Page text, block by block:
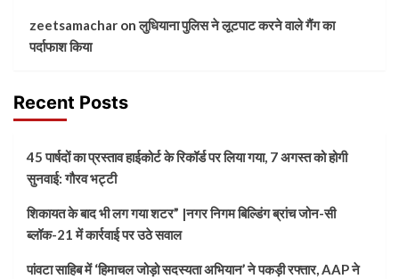
zeetsamachar onलुधियाना पुलिस ने लूटपाट करने वाले गैंग का
पर्दाफाश किया
Recent Posts
45 पार्षदों का प्रस्ताव हाईकोर्ट के रिकॉर्ड पर लिया गया, 7 अगस्त को होगी
सुनवाई: गौरव भट्टी
शिकायत के बाद भी लग गया शटर” |नगर निगम बिल्डिंग ब्रांच जोन-सी
ब्लॉक-21 में कार्रवाई पर उठे सवाल
पांवटा साहिब में ‘हिमाचल जोड़ो सदस्यता अभियान’ ने पकड़ी रफ्तार, AAP ने